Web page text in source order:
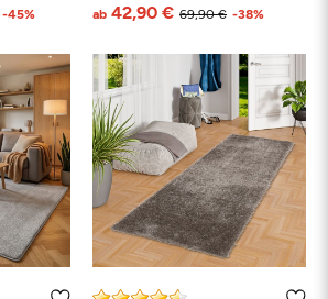
-45% 69,90 €
ab 42,90 € -38%